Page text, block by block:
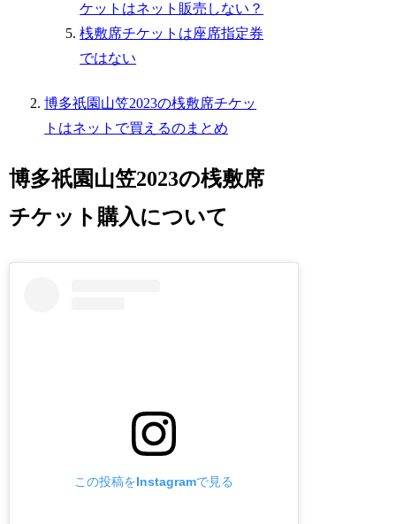
ケットはネット販売しない？
桟敷席チケットは座席指定券
ではない
博多祇園山笠2023の桟敷席チケッ
トはネットで買えるのまとめ
博多祇園山笠2023の桟敷席
チケット購入について
この投稿をInstagramで見る